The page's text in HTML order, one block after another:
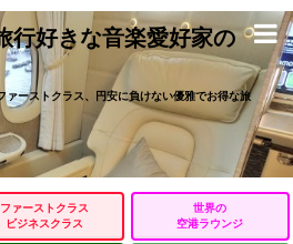
行好きな音楽愛好家の
ァーストクラス、円安に負けない優雅でお得な旅
ファーストクラス
ビジネスクラス
世界の
空港ラウンジ